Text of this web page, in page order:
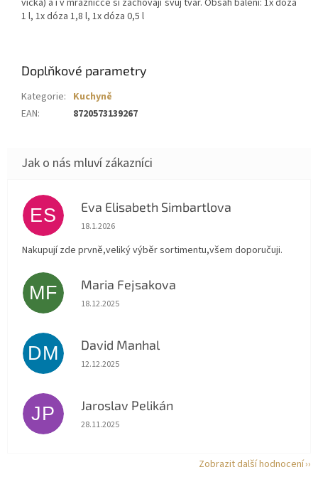
víčka) a i v mrazničce si zachovají svůj tvar. Obsah balení: 1x dóza
1 l, 1x dóza 1,8 l, 1x dóza 0,5 l
Doplňkové parametry
Kategorie: Kuchyně
EAN: 8720573139267
ES Eva Elisabeth Simbartlova
Hodnocení obchodu je 5 z 5 hvězdiček.
18.1.2026
Nakupují zde prvně,veliký výběr sortimentu,všem doporučuji.
MF Maria Fejsakova
Hodnocení obchodu je 5 z 5 hvězdiček.
18.12.2025
DM David Manhal
Hodnocení obchodu je 5 z 5 hvězdiček.
12.12.2025
JP Jaroslav Pelikán
Hodnocení obchodu je 5 z 5 hvězdiček.
28.11.2025
Zobrazit další hodnocení